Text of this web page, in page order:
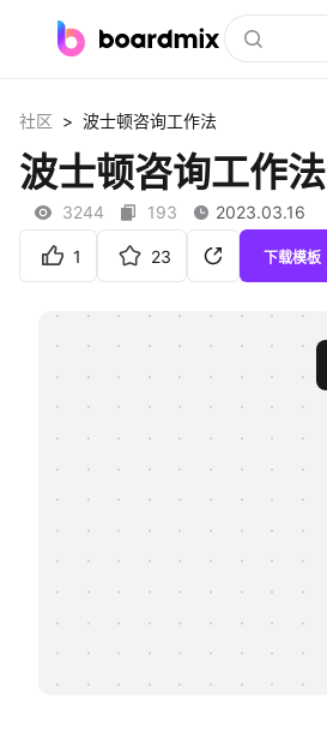
社区资源
下载
会员
客户案例
支持
知识分享社区
社区 > 波士顿咨询工作法
波士顿咨询工作法
3244 193 2023.03.16
1 23 下载模板